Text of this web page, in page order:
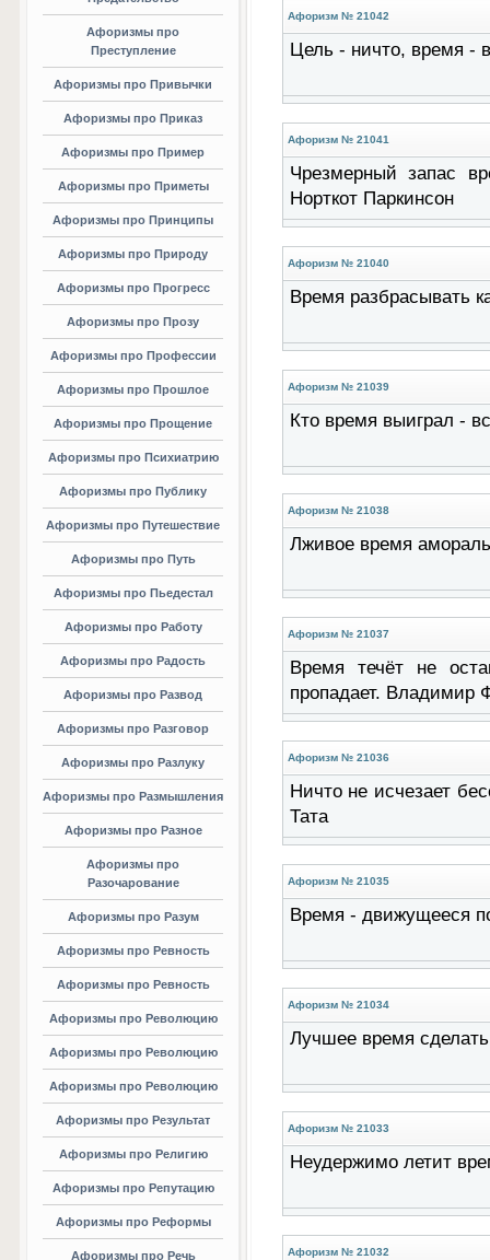
Афоризмы про
Преступление
Афоризмы про Привычки
Афоризмы про Приказ
Афоризмы про Пример
Афоризмы про Приметы
Афоризмы про Принципы
Афоризмы про Природу
Афоризмы про Прогресс
Афоризмы про Прозу
Афоризмы про Профессии
Афоризмы про Прошлое
Афоризмы про Прощение
Афоризмы про Психиатрию
Афоризмы про Публику
Афоризмы про Путешествие
Афоризмы про Путь
Афоризмы про Пьедестал
Афоризмы про Работу
Афоризмы про Радость
Афоризмы про Развод
Афоризмы про Разговор
Афоризмы про Разлуку
Афоризмы про Размышления
Афоризмы про Разное
Афоризмы про
Разочарование
Афоризмы про Разум
Афоризмы про Ревность
Афоризмы про Ревность
Афоризмы про Революцию
Афоризмы про Революцию
Афоризмы про Революцию
Афоризмы про Результат
Афоризмы про Религию
Афоризмы про Репутацию
Афоризмы про Реформы
Афоризмы про Речь
Афоризм № 21042
Цель - ничто, время -
Афоризм № 21041
Чрезмерный запас
Норткот Паркинсон
Афоризм № 21040
Время разбрасывать
Афоризм № 21039
Кто время выиграл -
Афоризм № 21038
Лживое время
Афоризм № 21037
Время течёт не
пропадает. Владимир
Афоризм № 21036
Ничто не исчезает
Тата
Афоризм № 21035
Время - движущееся
Афоризм № 21034
Лучшее время
Афоризм № 21033
Неудержимо летит
Афоризм № 21032